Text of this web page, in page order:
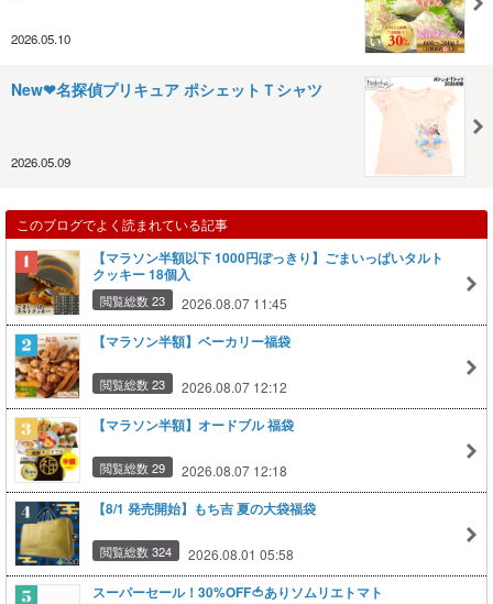
2026.05.10
New❤名探偵プリキュア ポシェットＴシャツ
2026.05.09
このブログでよく読まれている記事
【マラソン半額以下 1000円ぽっきり】ごまいっぱいタルト
クッキー 18個入
閲覧総数 23 2026.08.07 11:45
【マラソン半額】ベーカリー福袋
閲覧総数 23 2026.08.07 12:12
【マラソン半額】オードブル 福袋
閲覧総数 29 2026.08.07 12:18
【8/1 発売開始】もち吉 夏の大袋福袋
閲覧総数 324 2026.08.01 05:58
スーパーセール！30%OFF🍅ありソムリエトマト